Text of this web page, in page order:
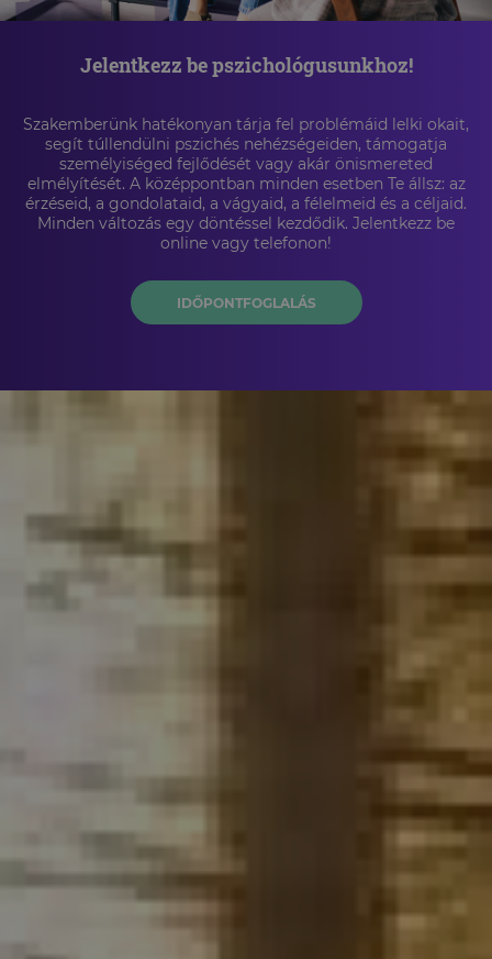
Jelentkezz be pszichológusunkhoz!
Szakemberünk hatékonyan tárja fel problémáid lelki okait,
segít túllendülni pszichés nehézségeiden, támogatja
személyiséged fejlődését vagy akár önismereted
elmélyítését. A középpontban minden esetben Te állsz: az
érzéseid, a gondolataid, a vágyaid, a félelmeid és a céljaid.
Minden változás egy döntéssel kezdődik. Jelentkezz be
online vagy telefonon!
IDŐPONTFOGLALÁS